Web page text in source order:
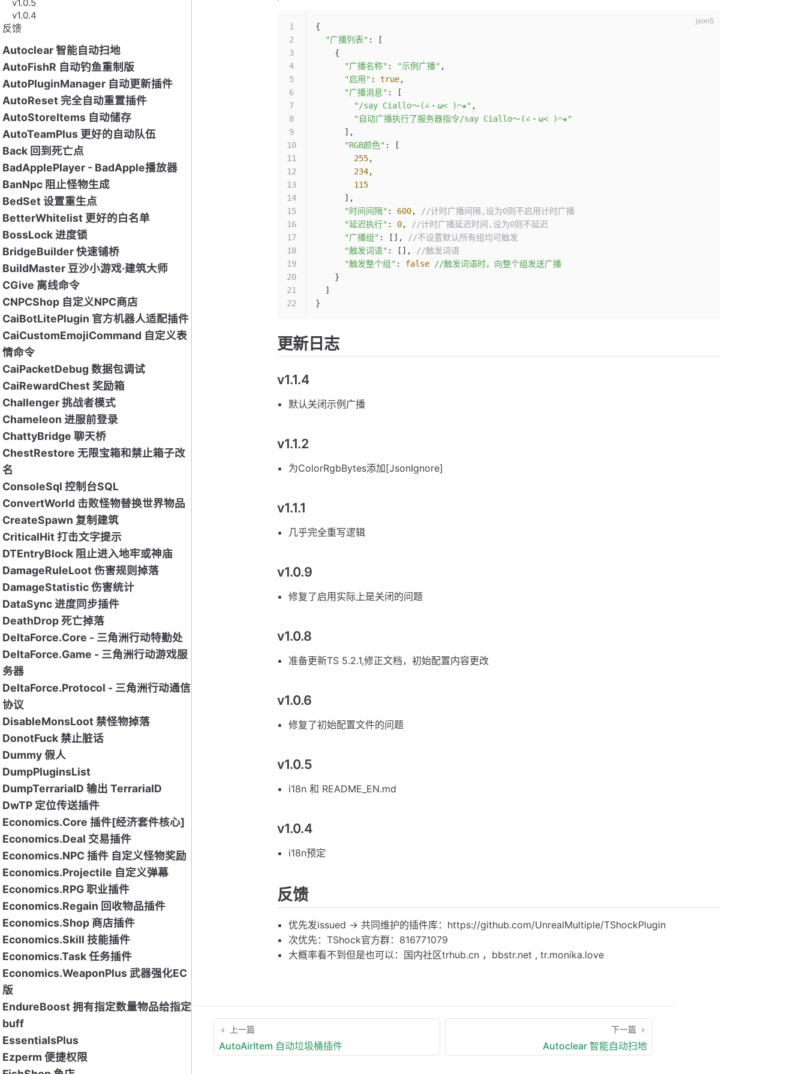
v1.0.5
v1.0.4
反馈
Autoclear 智能自动扫地
AutoFishR 自动钓鱼重制版
AutoPluginManager 自动更新插件
AutoReset 完全自动重置插件
AutoStoreItems 自动储存
AutoTeamPlus 更好的自动队伍
Back 回到死亡点
BadApplePlayer - BadApple播放器
BanNpc 阻止怪物生成
BedSet 设置重生点
BetterWhitelist 更好的白名单
BossLock 进度锁
BridgeBuilder 快速铺桥
BuildMaster 豆沙小游戏·建筑大师
CGive 离线命令
CNPCShop 自定义NPC商店
CaiBotLitePlugin 官方机器人适配插件
CaiCustomEmojiCommand 自定义表
情命令
CaiPacketDebug 数据包调试
CaiRewardChest 奖励箱
Challenger 挑战者模式
Chameleon 进服前登录
ChattyBridge 聊天桥
ChestRestore 无限宝箱和禁止箱子改
名
ConsoleSql 控制台SQL
ConvertWorld 击败怪物替换世界物品
CreateSpawn 复制建筑
CriticalHit 打击文字提示
DTEntryBlock 阻止进入地牢或神庙
DamageRuleLoot 伤害规则掉落
DamageStatistic 伤害统计
DataSync 进度同步插件
DeathDrop 死亡掉落
DeltaForce.Core - 三角洲行动特勤处
DeltaForce.Game - 三角洲行动游戏服
务器
DeltaForce.Protocol - 三角洲行动通信
协议
DisableMonsLoot 禁怪物掉落
DonotFuck 禁止脏话
Dummy 假人
DumpPluginsList
DumpTerrariaID 输出 TerrariaID
DwTP 定位传送插件
Economics.Core 插件[经济套件核心]
Economics.Deal 交易插件
Economics.NPC 插件 自定义怪物奖励
Economics.Projectile 自定义弹幕
Economics.RPG 职业插件
Economics.Regain 回收物品插件
Economics.Shop 商店插件
Economics.Skill 技能插件
Economics.Task 任务插件
Economics.WeaponPlus 武器强化EC
版
EndureBoost 拥有指定数量物品给指定
buff
EssentialsPlus
Ezperm 便捷权限
{
  "广播列表"
: [
    {
      "广播名称"
: "示例广播" ,
      "启用"
: true,
      "广播消息"
: [
        "/say Ciallo～(∠・ω< )⌒★"
,
        "自动广播执行了服务器指令/say Ciallo～(∠・ω< )⌒★"
      ],
      "RGB颜色"
: [
        255
,
        234
,
        115
      ],
      "时间间隔"
: 600,
//计时广播间隔,设为0则不启用计时广播
      "延迟执行"
: 0,
//计时广播延迟时间,设为0则不延迟
      "广播组"
: [],
//不设置默认所有组均可触发
      "触发词语"
: [],
//触发词语
      "触发整个组"
: false //触发词语时，向整个组发送广播
    }
  ]
}
更新日志
v1.1.4
默认关闭示例广播
v1.1.2
为ColorRgbBytes添加[JsonIgnore]
v1.1.1
几乎完全重写逻辑
v1.0.9
修复了启用实际上是关闭的问题
v1.0.8
准备更新TS 5.2.1,修正文档，初始配置内容更改
v1.0.6
修复了初始配置文件的问题
v1.0.5
i18n 和 README_EN.md
v1.0.4
i18n预定
反馈
优先发issued -> 共同维护的插件库：https://github.com/UnrealMultiple/TShockPlugin
次优先：TShock官方群：816771079
大概率看不到但是也可以：国内社区trhub.cn ，bbstr.net , tr.monika.love
上一篇
AutoAirItem 自动垃圾桶插件
下一篇
Autoclear 智能自动扫地